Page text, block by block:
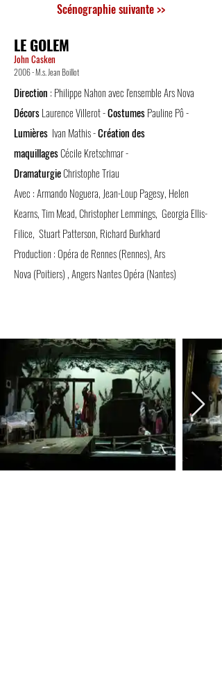
Scénographie suivante >>
LE GOLEM
John Casken
2006 - M.s. Jean Boillot
Direction : Philippe Nahon avec l'ensemble Ars Nova
DécorsLaurence Villerot -CostumesPauline Pô -
Lumières Ivan Mathis -Création des
maquillagesCécile Kretschmar-
DramaturgieChristophe Triau
Avec : Armando Noguera, Jean-Loup Pagesy, Helen
Kearns, Tim Mead, Christopher Lemmings, Georgia Ellis-
Filice, Stuart Patterson, Richard Burkhard
Production :Opéra de Rennes(Rennes),Ars
Nova (Poitiers) ,Angers Nantes Opéra (Nantes)